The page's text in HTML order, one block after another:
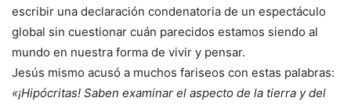
escribir una declaración condenatoria de un espectáculo
global sin cuestionar cuán parecidos estamos siendo al
mundo en nuestra forma de vivir y pensar.
Jesús mismo acusó a muchos fariseos con estas palabras:
«¡Hipócritas! Saben examinar el aspecto de la tierra y del